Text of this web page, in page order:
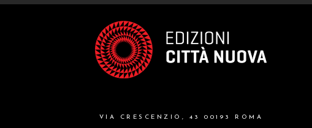
VIA CRESCENZIO, 43 00193 ROMA